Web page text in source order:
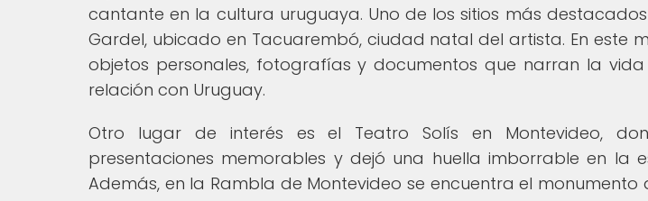
cantante en la cultura uruguaya. Uno de los sitios más
Gardel, ubicado en Tacuarembó, ciudad natal del artista. En este
objetos personales, fotografías y documentos que narran la
relación con Uruguay.
Otro lugar de interés es el Teatro Solís en Montevideo,
presentaciones memorables y dejó una huella imborrable en la
Además, en la Rambla de Montevideo se encuentra el monumento